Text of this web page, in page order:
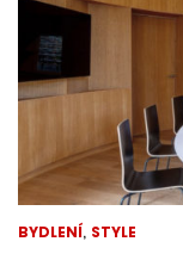
BYDLENÍ, STYLE